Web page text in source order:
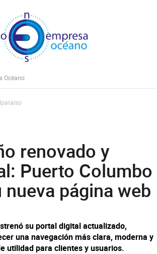
renovado y
Puerto Columbo
nueva página web
su portal digital actualizado,
una navegación más clara, moderna y
utilidad para clientes y usuarios.